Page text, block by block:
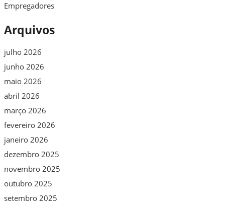
Empregadores
Arquivos
julho 2026
junho 2026
maio 2026
abril 2026
março 2026
fevereiro 2026
janeiro 2026
dezembro 2025
novembro 2025
outubro 2025
setembro 2025